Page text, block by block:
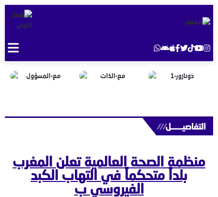
التفاصيــــــل///
منظمة الصحة العالمية تعلن المغرب
بلداً متحكماً في التهاب الكبد
الفيروسي ب